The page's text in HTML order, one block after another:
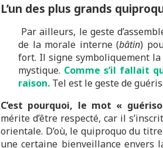
L’un des plus grands
Par ailleurs, le geste
de la morale interne (bâtin)
fort. Il signe symboliquement la
mystique. Comme s’il fallait
raison. Tel est le geste de
C’est pourquoi, le mot «
mérite d’être respecté, car il
orientale. D’où, le quiproquo du
une certaine bienveillance envers